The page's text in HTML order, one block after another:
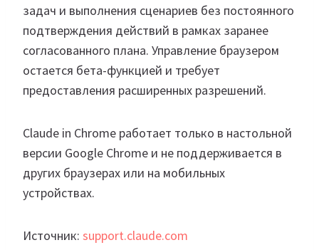
задач и выполнения сценариев без постоянного
подтверждения действий в рамках заранее
согласованного плана. Управление браузером
остается бета-функцией и требует
предоставления расширенных разрешений.
Claude in Chrome работает только в настольной
версии Google Chrome и не поддерживается в
других браузерах или на мобильных
устройствах.
Источник: support.claude.com